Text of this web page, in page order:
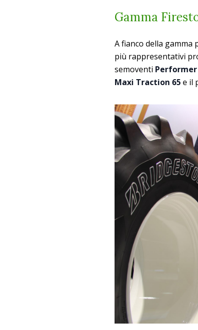
Gamma
A fianco della
più rappresentativi
semoventi Performer
Maxi Traction 65e il